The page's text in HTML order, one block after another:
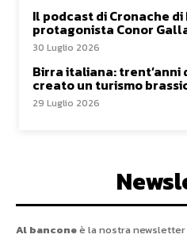
Il podcast di Cronache
protagonista Conor
30 Luglio 2026
Birra italiana:
creato un turismo
29 Luglio 2026
Al banconeè la nostra